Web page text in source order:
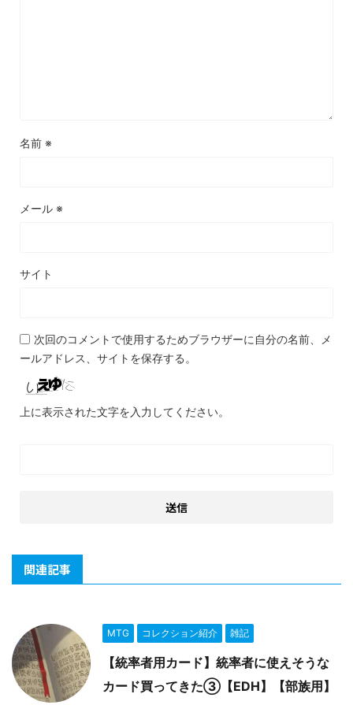
名前 ※
メール ※
サイト
次回のコメントで使用するためブラウザーに自分の名前、メ
ールアドレス、サイトを保存する。
上に表示された文字を入力してください。
関連記事
MTG コレクション紹介 雑記
【統率者用カード】統率者に使えそうな
カード買ってきた③【EDH】【部族用】